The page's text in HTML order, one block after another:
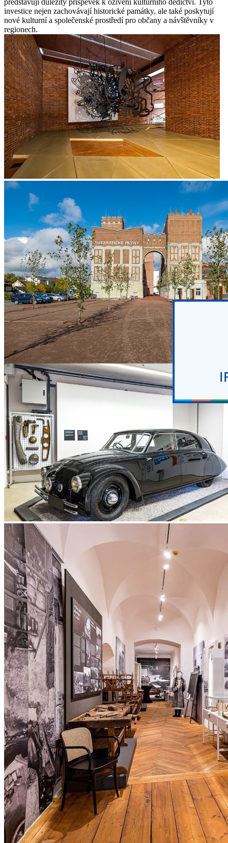
představují důležitý příspěvek k oživení kulturního dědictví. Tyto
investice nejen zachovávají historické památky, ale také poskytují
nové kulturní a společenské prostředí pro občany a návštěvníky v
regionech.